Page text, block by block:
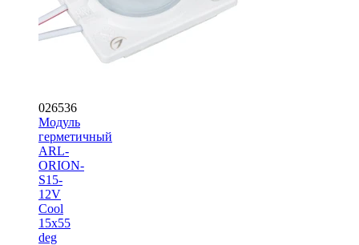
026536
Модуль
герметичный
ARL-
ORION-
S15-
12V
Cool
15x55
deg